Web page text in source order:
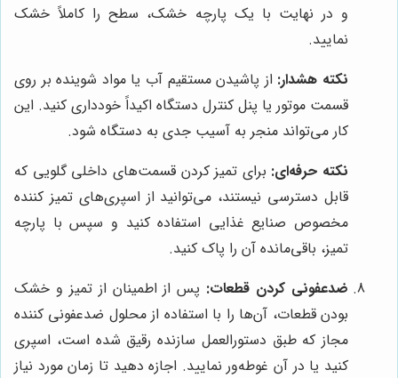
و در نهایت با یک پارچه خشک، سطح را کاملاً خشک
نمایید.
نکته هشدار: از پاشیدن مستقیم آب یا مواد شوینده بر روی
قسمت موتور یا پنل کنترل دستگاه اکیداً خودداری کنید. این
کار می‌تواند منجر به آسیب جدی به دستگاه شود.
نکته حرفه‌ای: برای تمیز کردن قسمت‌های داخلی گلویی که
قابل دسترسی نیستند، می‌توانید از اسپری‌های تمیز کننده
مخصوص صنایع غذایی استفاده کنید و سپس با پارچه
تمیز، باقی‌مانده آن را پاک کنید.
ضدعفونی کردن قطعات: پس از اطمینان از تمیز و خشک
بودن قطعات، آن‌ها را با استفاده از محلول ضدعفونی کننده
مجاز که طبق دستورالعمل سازنده رقیق شده است، اسپری
کنید یا در آن غوطه‌ور نمایید. اجازه دهید تا زمان مورد نیاز